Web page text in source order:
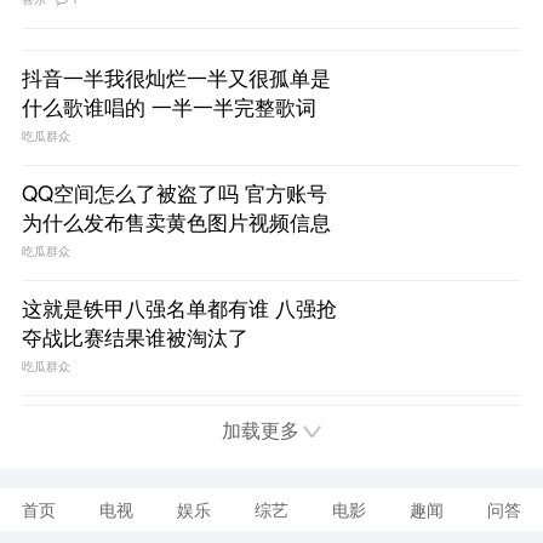
抖音一半我很灿烂一半又很孤单是
什么歌谁唱的 一半一半完整歌词
吃瓜群众
QQ空间怎么了被盗了吗 官方账号
为什么发布售卖黄色图片视频信息
吃瓜群众
这就是铁甲八强名单都有谁 八强抢
夺战比赛结果谁被淘汰了
吃瓜群众
加载更多
首页 电视 娱乐 综艺 电影 趣闻 问答